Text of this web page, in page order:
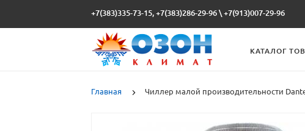
+7(383)335-73-15, +7(383)286-29-96 \+7(913)007-29-96
КАТАЛОГ
Главная Чиллер малой производительности